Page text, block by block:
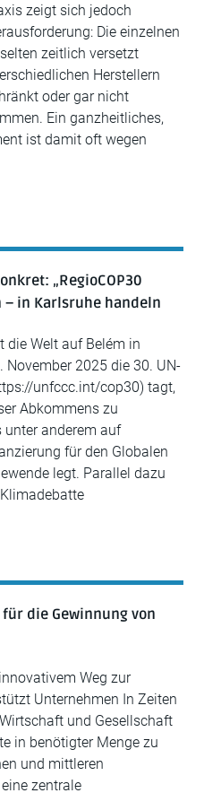
zeigt sich jedoch
Die einzelnen
zeitlich versetzt
Herstellern
oder gar nicht
Ein ganzheitliches,
ist damit oft wegen
„RegioCOP30
– in Karlsruhe handeln
die Welt auf Belém in
November 2025 die 30. UN-
unfccc.int/cop30) tagt,
Abkommens zu
unter anderem auf
für den Globalen
legt. Parallel dazu
die Gewinnung von
Weg zur
Unternehmen In Zeiten
und Gesellschaft
in benötigter Menge zu
und mittleren
zentrale